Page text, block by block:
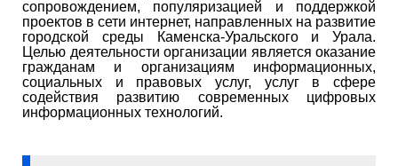
сопровождением, популяризацией и поддержкой
проектов в сети интернет, направленных на развитие
городской среды Каменска-Уральского и Урала.
Целью деятельности организации является оказание
гражданам и организациям информационных,
социальных и правовых услуг, услуг в сфере
содействия развитию современных цифровых
информационных технологий.